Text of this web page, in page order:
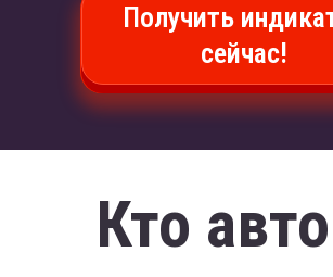
Получить
сейчас!
Кто